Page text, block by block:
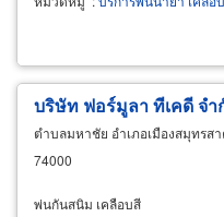
บริษัท ฟอร์มูลา ทีเคดี จำ
ตำบลมหาชัย อำเภอเมืองสมุทรส
74000
พ่นกันสนิม เคลือบสี